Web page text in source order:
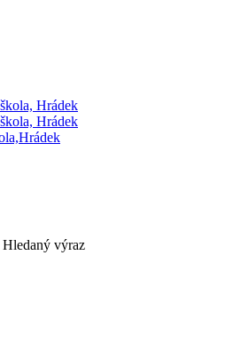
Hrádek
Hledaný výraz